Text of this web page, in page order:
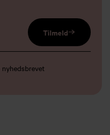
Tilmeld